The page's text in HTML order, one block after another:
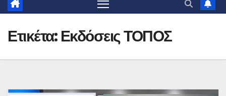
Ετικέτα: Εκδόσεις ΤΟΠΟΣ